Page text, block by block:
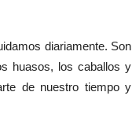
diariamente. Son
huasos, los caballos y
de nuestro tiempo y